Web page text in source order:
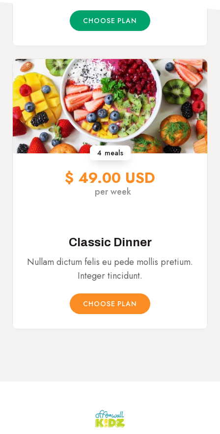
CHOOSE PLAN
4 meals
$ 49.00 USD
per week
Classic Dinner
Nullam dictum felis eu pede mollis pretium.
Integer tincidunt.
CHOOSE PLAN